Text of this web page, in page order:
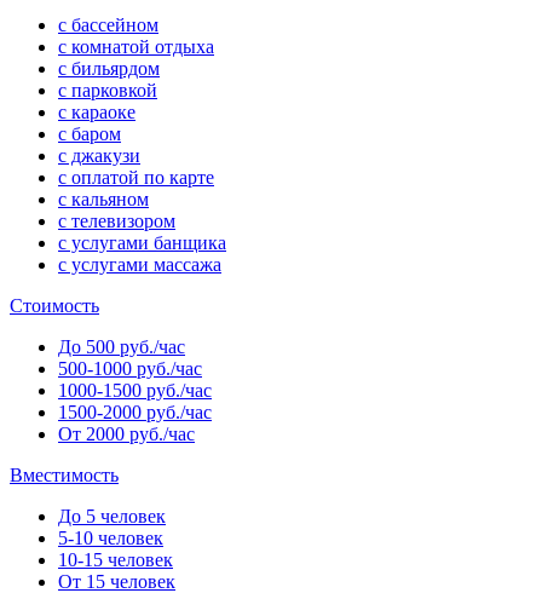
с бассейном
с комнатой отдыха
с бильярдом
с парковкой
с караоке
с баром
с джакузи
с оплатой по карте
с кальяном
с телевизором
с услугами банщика
с услугами массажа
Стоимость
До 500 руб./час
500-1000 руб./час
1000-1500 руб./час
1500-2000 руб./час
От 2000 руб./час
Вместимость
До 5 человек
5-10 человек
10-15 человек
От 15 человек